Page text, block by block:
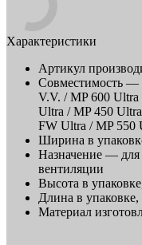
Характеристики
Артикул
Совместимость —
V.V. / MP 600
Ultra / MP 450
FW Ultra / MP 550
Ширина в
Назначение —
вентиляции
Высота в
Длина в
Материал